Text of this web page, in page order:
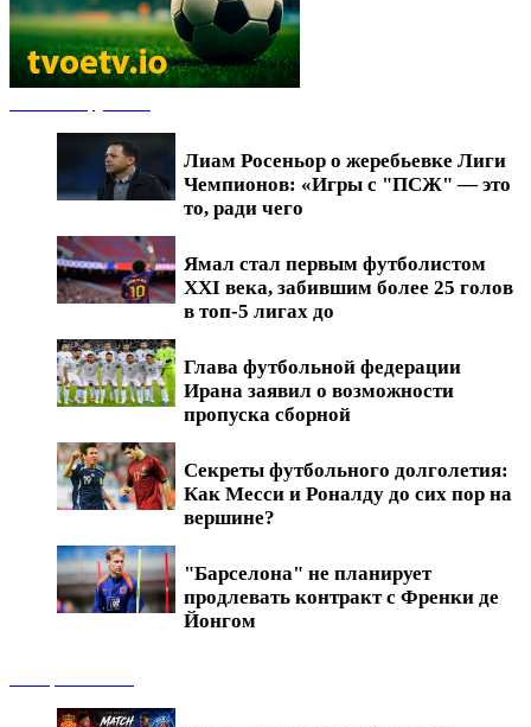
Лиам Росеньор о жеребьевке Лиги
Чемпионов: «Игры с "ПСЖ" — это
то, ради чего
Ямал стал первым футболистом
XXI века, забившим более 25 голов
в топ-5 лигах до
Глава футбольной федерации
Ирана заявил о возможности
пропуска сборной
Секреты футбольного долголетия:
Как Месси и Роналду до сих пор на
вершине?
"Барселона" не планирует
продлевать контракт с Френки де
Йонгом